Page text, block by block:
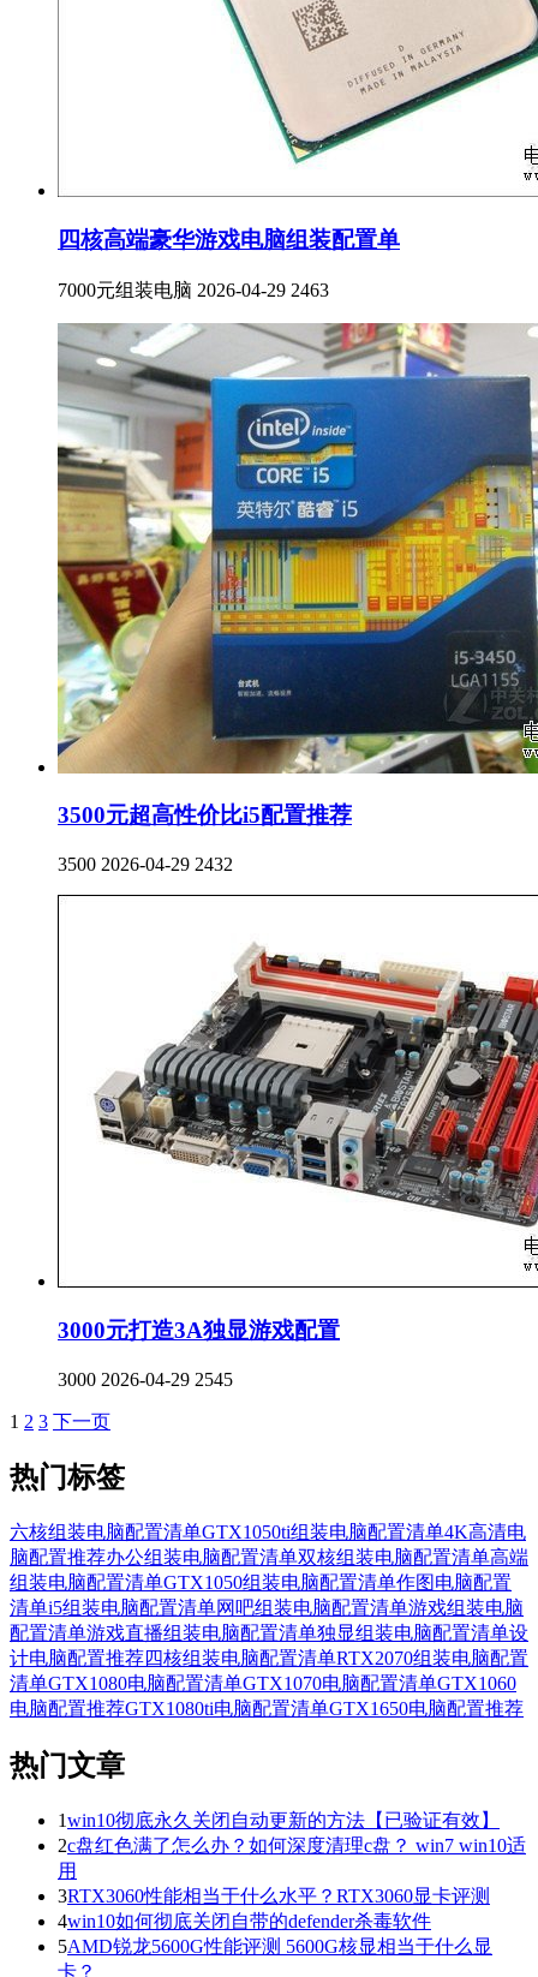
四核高端豪华游戏电脑组装配置单
7000元组装电脑 2026-04-29 2463
3500元超高性价比i5配置推荐
3500 2026-04-29 2432
3000元打造3A独显游戏配置
3000 2026-04-29 2545
1 2 3 下一页
热门标签
六核组装电脑配置清单GTX1050ti组装电脑配置清单4K高清电
脑配置推荐办公组装电脑配置清单双核组装电脑配置清单高端
组装电脑配置清单GTX1050组装电脑配置清单作图电脑配置
清单i5组装电脑配置清单网吧组装电脑配置清单游戏组装电脑
配置清单游戏直播组装电脑配置清单独显组装电脑配置清单设
计电脑配置推荐四核组装电脑配置清单RTX2070组装电脑配置
清单GTX1080电脑配置清单GTX1070电脑配置清单GTX1060
电脑配置推荐GTX1080ti电脑配置清单GTX1650电脑配置推荐
热门文章
1win10彻底永久关闭自动更新的方法【已验证有效】
2c盘红色满了怎么办？如何深度清理c盘？ win7 win10适
用
3RTX3060性能相当于什么水平？RTX3060显卡评测
4win10如何彻底关闭自带的defender杀毒软件
5AMD锐龙5600G性能评测 5600G核显相当于什么显
卡？